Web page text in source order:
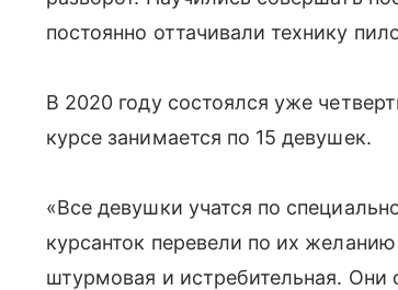
постоянно оттачивали технику
В 2020 году состоялся уже
курсе занимается по 15 девушек.
«Все девушки учатся по
курсанток перевели по их
штурмовая и истребительная. Они